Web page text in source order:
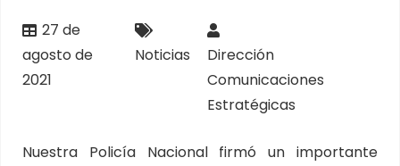
27 de
agosto de
2021
Noticias
Dirección
Comunicaciones
Estratégicas
Nuestra Policía Nacional firmó un importante